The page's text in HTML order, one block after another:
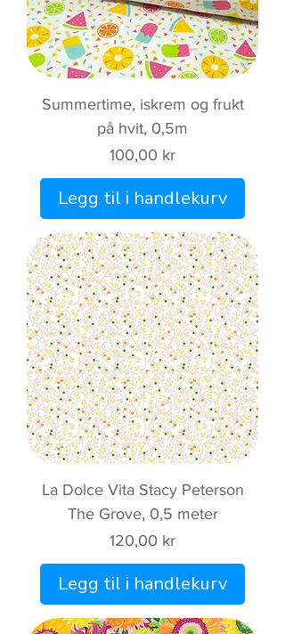
Summertime, iskrem og frukt
på hvit, 0,5m
Pris
100,00 kr
Legg til i handlekurv
La Dolce Vita Stacy Peterson
The Grove, 0,5 meter
Pris
120,00 kr
Legg til i handlekurv